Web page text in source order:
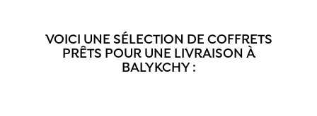
VOICI UNE SÉLECTION DE COFFRETS
PRÊTS POUR UNE LIVRAISON À
BALYKCHY :